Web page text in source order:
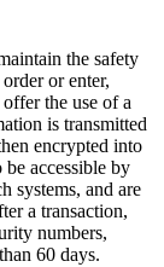
the safety
or enter,
the use of a
is transmitted
encrypted into
accessible by
systems, and are
a transaction,
numbers,
60 days.